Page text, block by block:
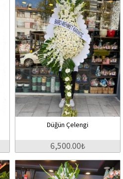
Düğün Çelengi
6,500.00₺